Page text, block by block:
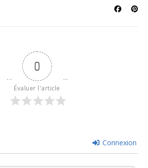
0
Évaluer l'article
Connexion